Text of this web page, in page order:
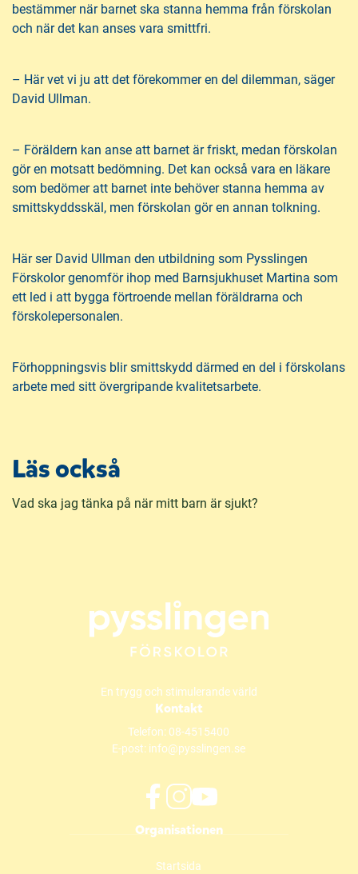
bestämmer när barnet ska stanna hemma från förskolan
och när det kan anses vara smittfri.
– Här vet vi ju att det förekommer en del dilemman, säger
David Ullman.
– Föräldern kan anse att barnet är friskt, medan förskolan
gör en motsatt bedömning. Det kan också vara en läkare
som bedömer att barnet inte behöver stanna hemma av
smittskyddsskäl, men förskolan gör en annan tolkning.
Här ser David Ullman den utbildning som Pysslingen
Förskolor genomför ihop med Barnsjukhuset Martina som
ett led i att bygga förtroende mellan föräldrarna och
förskolepersonalen.
Förhoppningsvis blir smittskydd därmed en del i förskolans
arbete med sitt övergripande kvalitetsarbete.
Läs också
Vad ska jag tänka på när mitt barn är sjukt?
En trygg och stimulerande värld
Kontakt
Telefon: 08-4515400
E-post: info@pysslingen.se
a
e
n
t
o
Organisationen
Startsida